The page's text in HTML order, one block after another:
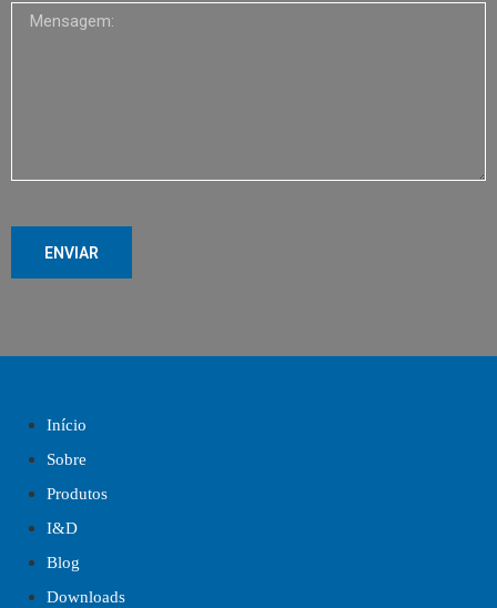
ENVIAR
Início
Sobre
Produtos
I&D
Blog
Downloads